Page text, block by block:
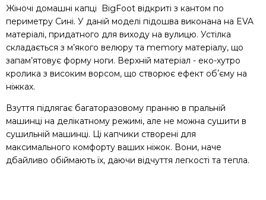
Жіночі домашні капці BigFoot відкриті з кантом по
периметру Сині. У даній моделі підошва виконана на EVA
матеріалі, придатного для виходу на вулицю. Устілка
складається з м’якого велюру та memory матеріалу, що
запам’ятовує форму ноги. Верхній матеріал - еко-хутро
кролика з високим ворсом, що створює ефект обʼєму на
ніжках.
Взуття підлягає багаторазовому пранню в пральній
машинці на делікатному режимі, але не можна сушити в
сушильній машинці. Ці капчики створені для
максимального комфорту ваших ніжок. Вони, наче
дбайливо обіймають їх, даючи відчуття легкості та тепла.